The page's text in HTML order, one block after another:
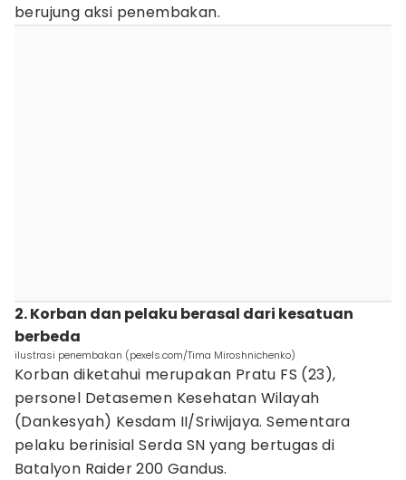
berujung aksi penembakan.
2. Korban dan pelaku berasal dari kesatuan
berbeda
ilustrasi penembakan (pexels.com/Tima Miroshnichenko)
Korban diketahui merupakan Pratu FS (23),
personel Detasemen Kesehatan Wilayah
(Dankesyah) Kesdam II/Sriwijaya. Sementara
pelaku berinisial Serda SN yang bertugas di
Batalyon Raider 200 Gandus.